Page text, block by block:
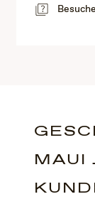
MAUI